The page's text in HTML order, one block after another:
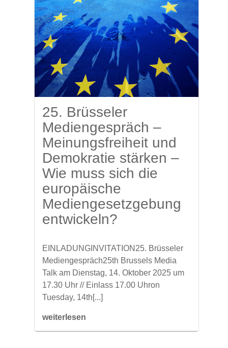
25. Brüsseler
Mediengespräch –
Meinungsfreiheit und
Demokratie stärken –
Wie muss sich die
europäische
Mediengesetzgebung
entwickeln?
EINLADUNGINVITATION25. Brüsseler
Mediengespräch25th Brussels Media
Talk am Dienstag, 14. Oktober 2025 um
17.30 Uhr // Einlass 17.00 Uhron
Tuesday, 14th[...]
weiterlesen